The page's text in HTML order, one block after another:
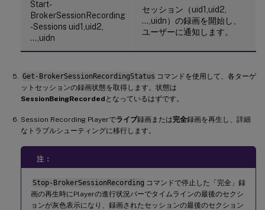
Start-
BrokerSessionRecording
-Sessions uid1,uid2,
…,uidn
セッション（uid1,uid2,
…,uidn）の録画を開始し、
ユーザーに通知します。
Get-BrokerSessionRecordingStatus コマンドを使用して、各ターゲ
ットセッションの録画状態を取得します。状態は
SessionBeingRecorded となっているはずです。
Session Recording Playerでライブ録画または完全録画を再生し、詳細
なトラブルシューティングに移行します。
注：
Stop-BrokerSessionRecording コマンドで停止した「完全」録
画の再生時にPlayerの進行状況バーでタイムラインの最後のセクシ
ョンが灰色表示になり、録画されたセッションの最後のセクション